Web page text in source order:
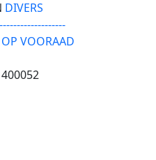
DIVERS
OP VOORAAD
400052